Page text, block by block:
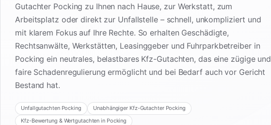
Gutachter Pocking zu Ihnen nach Hause, zur Werkstatt, zum
Arbeitsplatz oder direkt zur Unfallstelle – schnell, unkompliziert und
mit klarem Fokus auf Ihre Rechte. So erhalten Geschädigte,
Rechtsanwälte, Werkstätten, Leasinggeber und Fuhrparkbetreiber in
Pocking ein neutrales, belastbares Kfz-Gutachten, das eine zügige und
faire Schadenregulierung ermöglicht und bei Bedarf auch vor Gericht
Bestand hat.
Unfallgutachten Pocking
Unabhängiger Kfz-Gutachter Pocking
Kfz-Bewertung & Wertgutachten in Pocking